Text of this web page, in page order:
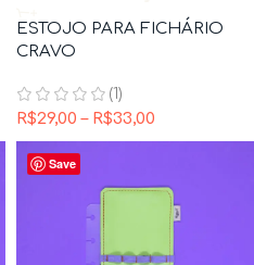
ESTOJO PARA FICHÁRIO
CRAVO
(1)
R$29,00 – R$33,00
Save